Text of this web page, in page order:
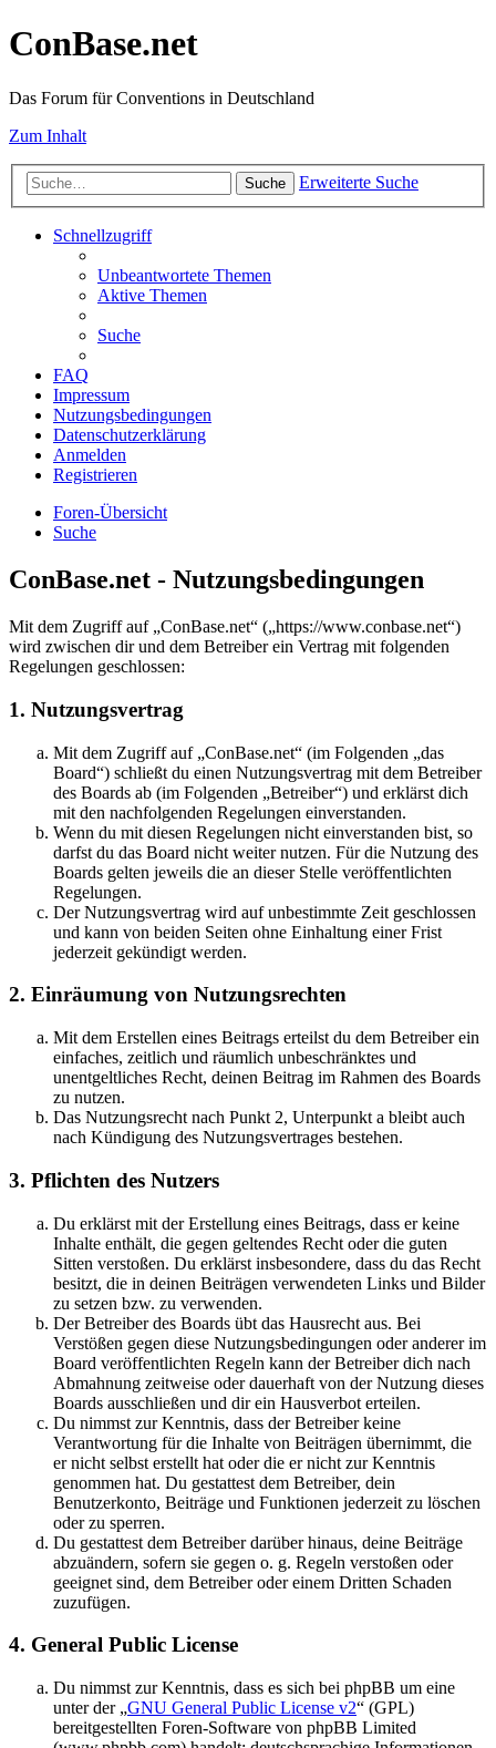
ConBase.net
Das Forum für Conventions in Deutschland
Zum Inhalt
Suche Erweiterte Suche
Schnellzugriff
Unbeantwortete Themen
Aktive Themen
Suche
FAQ
Impressum
Nutzungsbedingungen
Datenschutzerklärung
Anmelden
Registrieren
Foren-Übersicht
Suche
ConBase.net - Nutzungsbedingungen
Mit dem Zugriff auf „ConBase.net“ („https://www.conbase.net“)
wird zwischen dir und dem Betreiber ein Vertrag mit folgenden
Regelungen geschlossen:
1. Nutzungsvertrag
Mit dem Zugriff auf „ConBase.net“ (im Folgenden „das
Board“) schließt du einen Nutzungsvertrag mit dem Betreiber
des Boards ab (im Folgenden „Betreiber“) und erklärst dich
mit den nachfolgenden Regelungen einverstanden.
Wenn du mit diesen Regelungen nicht einverstanden bist, so
darfst du das Board nicht weiter nutzen. Für die Nutzung des
Boards gelten jeweils die an dieser Stelle veröffentlichten
Regelungen.
Der Nutzungsvertrag wird auf unbestimmte Zeit geschlossen
und kann von beiden Seiten ohne Einhaltung einer Frist
jederzeit gekündigt werden.
2. Einräumung von Nutzungsrechten
Mit dem Erstellen eines Beitrags erteilst du dem Betreiber ein
einfaches, zeitlich und räumlich unbeschränktes und
unentgeltliches Recht, deinen Beitrag im Rahmen des Boards
zu nutzen.
Das Nutzungsrecht nach Punkt 2, Unterpunkt a bleibt auch
nach Kündigung des Nutzungsvertrages bestehen.
3. Pflichten des Nutzers
Du erklärst mit der Erstellung eines Beitrags, dass er keine
Inhalte enthält, die gegen geltendes Recht oder die guten
Sitten verstoßen. Du erklärst insbesondere, dass du das Recht
besitzt, die in deinen Beiträgen verwendeten Links und Bilder
zu setzen bzw. zu verwenden.
Der Betreiber des Boards übt das Hausrecht aus. Bei
Verstößen gegen diese Nutzungsbedingungen oder anderer im
Board veröffentlichten Regeln kann der Betreiber dich nach
Abmahnung zeitweise oder dauerhaft von der Nutzung dieses
Boards ausschließen und dir ein Hausverbot erteilen.
Du nimmst zur Kenntnis, dass der Betreiber keine
Verantwortung für die Inhalte von Beiträgen übernimmt, die
er nicht selbst erstellt hat oder die er nicht zur Kenntnis
genommen hat. Du gestattest dem Betreiber, dein
Benutzerkonto, Beiträge und Funktionen jederzeit zu löschen
oder zu sperren.
Du gestattest dem Betreiber darüber hinaus, deine Beiträge
abzuändern, sofern sie gegen o. g. Regeln verstoßen oder
geeignet sind, dem Betreiber oder einem Dritten Schaden
zuzufügen.
4. General Public License
Du nimmst zur Kenntnis, dass es sich bei phpBB um eine
unter der „GNU General Public License v2“ (GPL)
bereitgestellten Foren-Software von phpBB Limited